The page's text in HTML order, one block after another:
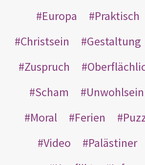
Europa
Praktisch
Christsein
Gestaltung
Zuspruch
Scham
Unwohlsein
Moral
Ferien
Video
Palästiner